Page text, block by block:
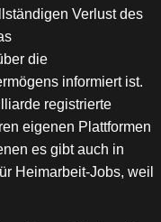
Verlust des
die
informiert ist.
registrierte
eigenen Plattformen
es gibt auch in
Heimarbeit-Jobs, weil